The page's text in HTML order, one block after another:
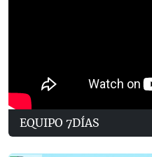
EQUIPO 7DÍAS